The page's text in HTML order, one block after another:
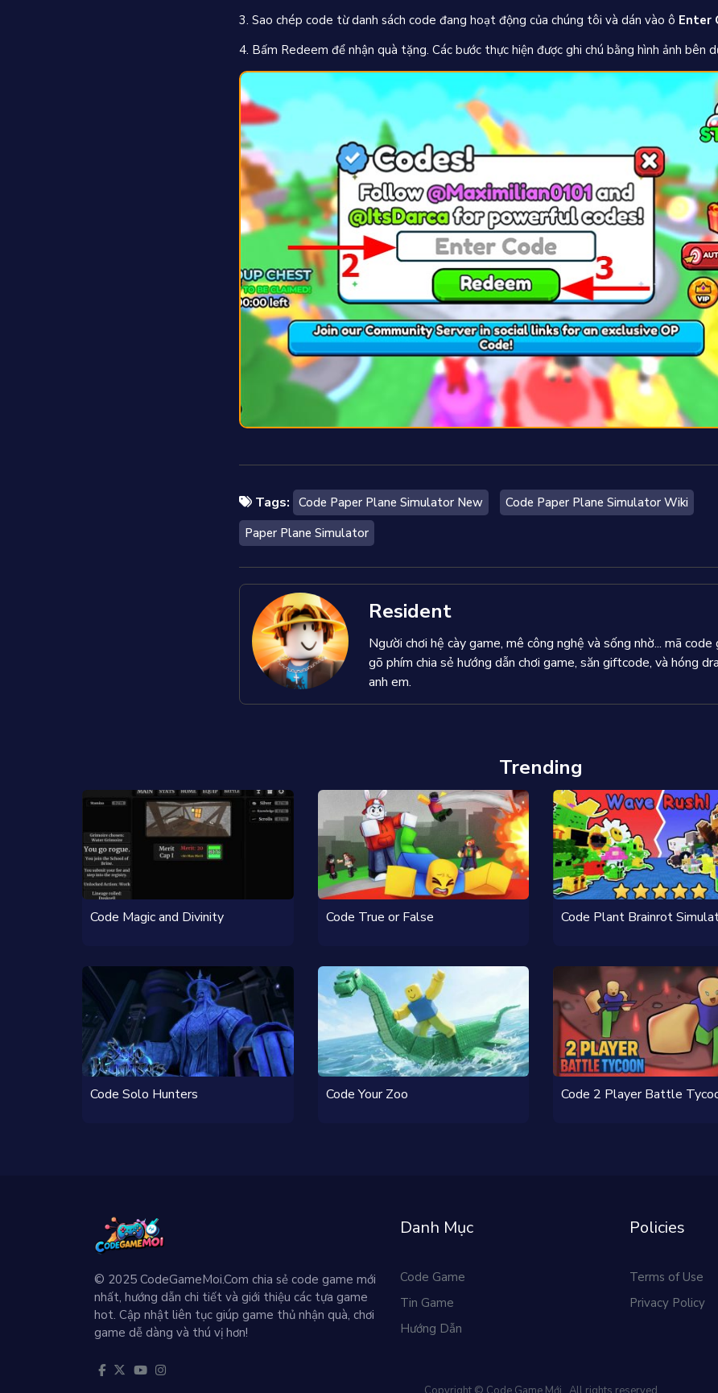
3. Sao chép code từ danh sách code đang hoạt động của chúng tôi và dán vào ô Enter
4. Bấm Redeem để nhận quà tặng. Các bước thực hiện được ghi chú bằng hình ảnh bên
Tags: Code Paper Plane Simulator New
Code Paper Plane Simulator Wiki
Paper Plane Simulator
Resident
Người chơi hệ cày game, mê công nghệ và sống nhờ... mã
gõ phím chia sẻ hướng dẫn chơi game, săn giftcode, và hóng
anh em.
Trending
Code Magic and Divinity Code True or False Code Plant Brainrot
Code Solo Hunters Code Your Zoo Code 2 Player Battle
© 2025 CodeGameMoi.Com chia sẻ code game mới
nhất, hướng dẫn chi tiết và giới thiệu các tựa game
hot. Cập nhật liên tục giúp game thủ nhận quà, chơi
game dễ dàng và thú vị hơn!
Danh Mục
Code Game
Tin Game
Hướng Dẫn
Policies
Terms of Use
Privacy Policy